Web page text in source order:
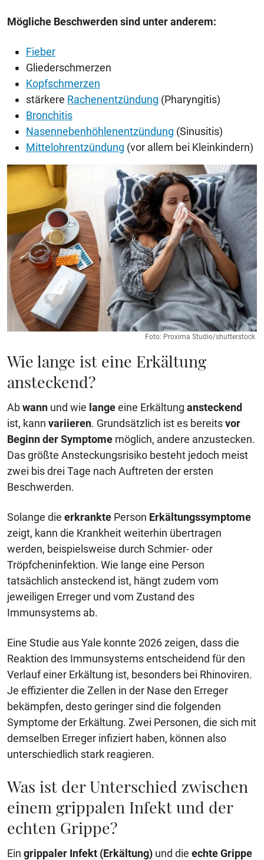
Mögliche Beschwerden sind unter anderem:
Fieber
Gliederschmerzen
Kopfschmerzen
stärkere Rachenentzündung (Pharyngitis)
Bronchitis
Nasennebenhöhlenentzündung (Sinusitis)
Mittelohrentzündung (vor allem bei Kleinkindern)
Foto: Proxima Studio/shutterstock
Wie lange ist eine Erkältung
ansteckend?
Abwann und wie langeeine Erkältung ansteckend
ist, kann variieren. Grundsätzlich ist es bereitsvor
Beginn der Symptome möglich, andere anzustecken.
Das größte Ansteckungsrisiko besteht jedoch meist
zwei bis drei Tage nach Auftreten der ersten
Beschwerden.
Solange die erkrankte Person Erkältungssymptome
zeigt, kann die Krankheit weiterhin übertragen
werden, beispielsweise durch Schmier- oder
Tröpfcheninfektion. Wie lange eine Person
tatsächlich ansteckend ist, hängt zudem vom
jeweiligen Erreger und vom Zustand des
Immunsystems ab.
Eine Studie aus Yale konnte 2026 zeigen, dass die
Reaktion des Immunsystems entscheidend für den
Verlauf einer Erkältung ist, besonders bei Rhinoviren.
Je effizienter die Zellen in der Nase den Erreger
bekämpfen, desto geringer sind die folgenden
Symptome der Erkältung. Zwei Personen, die sich mit
demselben Erreger infiziert haben, können also
unterschiedlich stark reagieren.
Was ist der Unterschied zwischen
einem grippalen Infekt und der
echten Grippe?
Ein grippaler Infekt (Erkältung) und die echte Grippe